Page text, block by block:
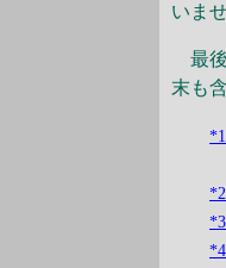
いま
最後
末も
*1
*2
*3
*4